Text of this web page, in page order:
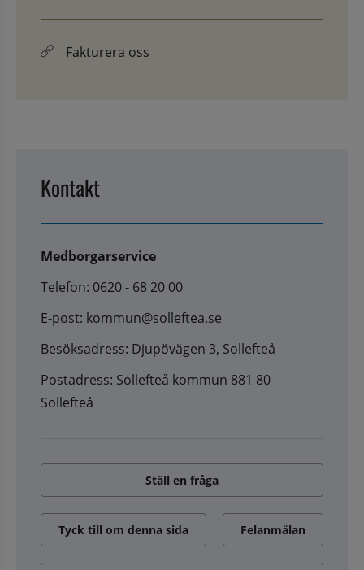
Fakturera oss
Kontakt
Medborgarservice
Telefon: 0620 - 68 20 00
E-post: kommun@solleftea.se
Besöksadress: Djupövägen 3, Sollefteå
Postadress: Sollefteå kommun 881 80
Sollefteå
Ställ en fråga
Tyck till om denna sida Felanmälan